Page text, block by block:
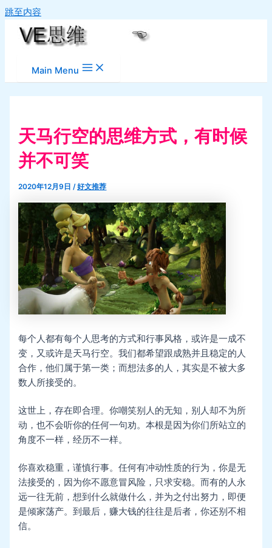
跳至内容
Main Menu
天马行空的思维方式，有时候
并不可笑
2020年12月9日/好文推荐
每个人都有每个人思考的方式和行事风格，或许是一成不
变，又或许是天马行空。我们都希望跟成熟并且稳定的人
合作，他们属于第一类；而想法多的人，其实是不被大多
数人所接受的。
这世上，存在即合理。你嘲笑别人的无知，别人却不为所
动，也不会听你的任何一句劝。本根是因为你们所站立的
角度不一样，经历不一样。
你喜欢稳重，谨慎行事。任何有冲动性质的行为，你是无
法接受的，因为你不愿意冒风险，只求安稳。而有的人永
远一往无前，想到什么就做什么，并为之付出努力，即便
是倾家荡产。到最后，赚大钱的往往是后者，你还别不相
信。